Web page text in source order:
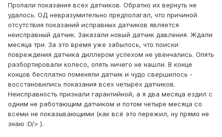
Пропали показания всех датчиков. Обратно их вернуть не
удалось. ОД невразумительно предполагал, что причиной
отсутствия показаний исправных датчиков является
неисправный датчик. Заказали новый датчик давления. Ждали
месяца три. За это время уже забылось, что поиски
повреждения датчика диллером успехом не увенчались. Опять
разбортировали колесо, опять ничего не нашли. В конце
концов бесплатно поменяли датчик и чудо свершилось -
восстановились показания всех четырёх датчиков.
Неисправность признали гарантийной, а я два месяца ездил с
одним не работающим датчиком и потом четыре месяца со
всеми не показывающими (как всё это пережил, ну прямо не
знаю :D/> ).